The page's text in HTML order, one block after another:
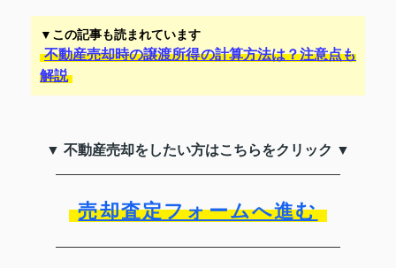
▼この記事も読まれています
不動産売却時の譲渡所得の計算方法は？注意点も
解説
▼ 不動産売却をしたい方はこちらをクリック ▼
売却査定フォームへ進む